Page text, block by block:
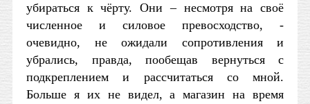
убираться к чёрту. Они – несмотря на своё
численное и силовое превосходство, -
очевидно, не ожидали сопротивления и
убрались, правда, пообещав вернуться с
подкреплением и рассчитаться со мной.
Больше я их не видел, а магазин на время